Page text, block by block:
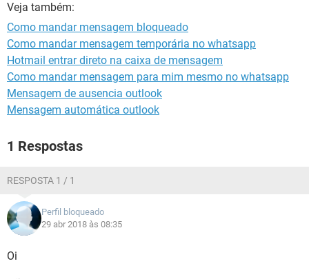
Veja também:
Como mandar mensagem bloqueado
Como mandar mensagem temporária no whatsapp
Hotmail entrar direto na caixa de mensagem
Como mandar mensagem para mim mesmo no whatsapp
Mensagem de ausencia outlook
Mensagem automática outlook
1 Respostas
RESPOSTA 1 / 1
Perfil bloqueado
29 abr 2018 às 08:35
Oi